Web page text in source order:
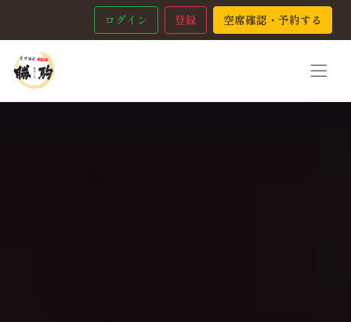
ログイン 登録 空席確認・予約する